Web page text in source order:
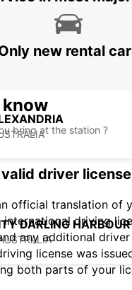
DARLING HARBOUR
new rental
know
bring at the station ?
valid driver license
official translation of
international driving
any additional
license was
both parts of your